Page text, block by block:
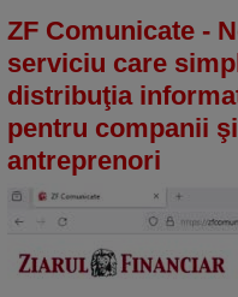
ZF Comunicate -
serviciu care
distribuţia
pentru companii şi
antreprenori